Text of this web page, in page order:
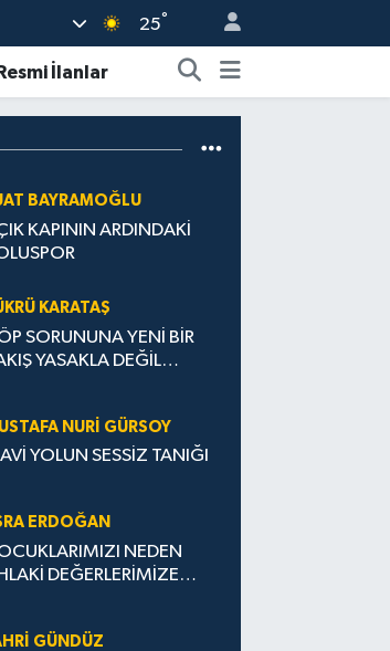
25°
Resmi İlanlar
BAYRAMOĞLU
KAPININ ARDINDAKİ
KARATAŞ
SORUNUNA YENİ BİR
YASAKLA DEĞİL
NURI GÜRSOY
YOLUN SESSİZ TANIĞI
ERDOĞAN
NEDEN
DEĞERLERİMİZE
GÜNDÜZ